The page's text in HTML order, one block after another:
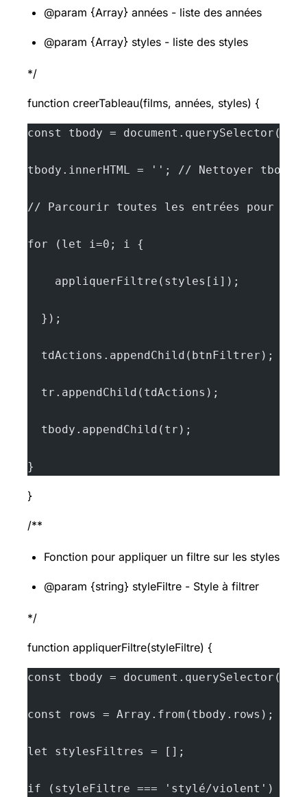
@param {Array} années - liste des années
@param {Array} styles - liste des styles
*/
function creerTableau(films, années, styles) {
const tbody =
tbody.innerHTML = ''; // Nettoyer tbody
// Parcourir toutes les entrées pour
for (let i=0; i {
    appliquerFiltre(styles[i]);
  });
  tdActions.appendChild(btnFiltrer);
  tr.appendChild(tdActions);
  tbody.appendChild(tr);
}
}
/**
Fonction pour appliquer un filtre sur les styles
@param {string} styleFiltre - Style à filtrer
*/
function appliquerFiltre(styleFiltre) {
const tbody =
const rows = Array.from(tbody.rows);
let stylesFiltres = [];
if (styleFiltre === 'stylé/violent') {